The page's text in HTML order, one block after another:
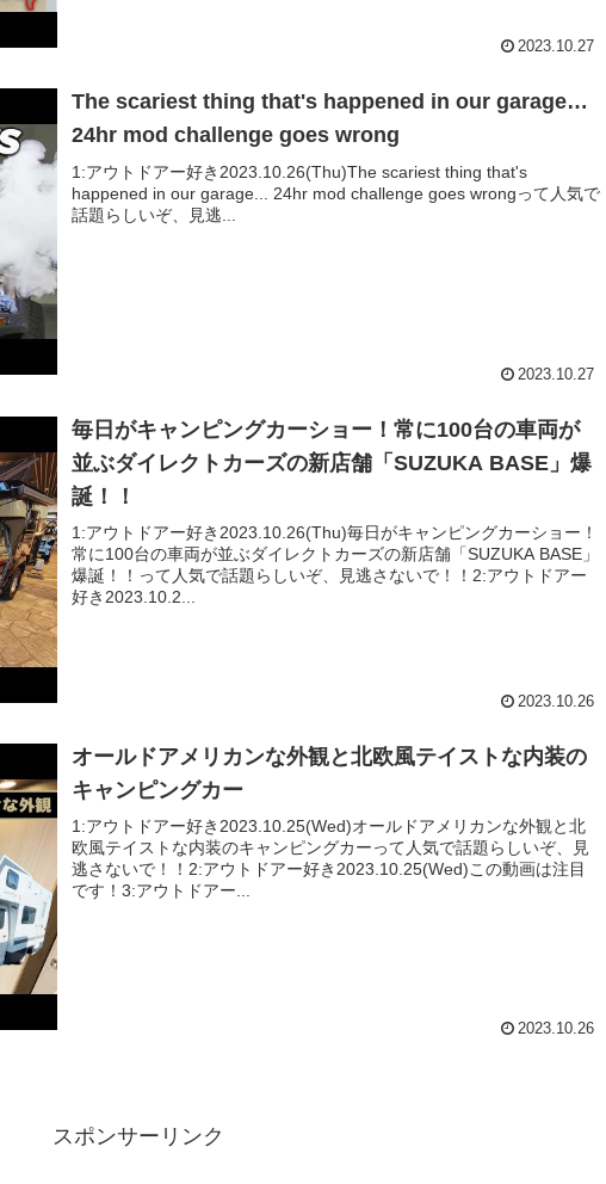
2023.10.27
The scariest thing that's happened in our garage…
24hr mod challenge goes wrong
1:アウトドアー好き2023.10.26(Thu)The scariest thing that's
happened in our garage... 24hr mod challenge goes wrongって人気で
話題らしいぞ、見逃...
2023.10.27
毎日がキャンピングカーショー！常に100台の車両が
並ぶダイレクトカーズの新店舗「SUZUKA BASE」爆
誕！！
1:アウトドアー好き2023.10.26(Thu)毎日がキャンピングカーショー！
常に100台の車両が並ぶダイレクトカーズの新店舗「SUZUKA BASE」
爆誕！！って人気で話題らしいぞ、見逃さないで！！2:アウトドアー
好き2023.10.2...
2023.10.26
オールドアメリカンな外観と北欧風テイストな内装の
キャンピングカー
1:アウトドアー好き2023.10.25(Wed)オールドアメリカンな外観と北
欧風テイストな内装のキャンピングカーって人気で話題らしいぞ、見
逃さないで！！2:アウトドアー好き2023.10.25(Wed)この動画は注目
です！3:アウトドアー...
2023.10.26
スポンサーリンク